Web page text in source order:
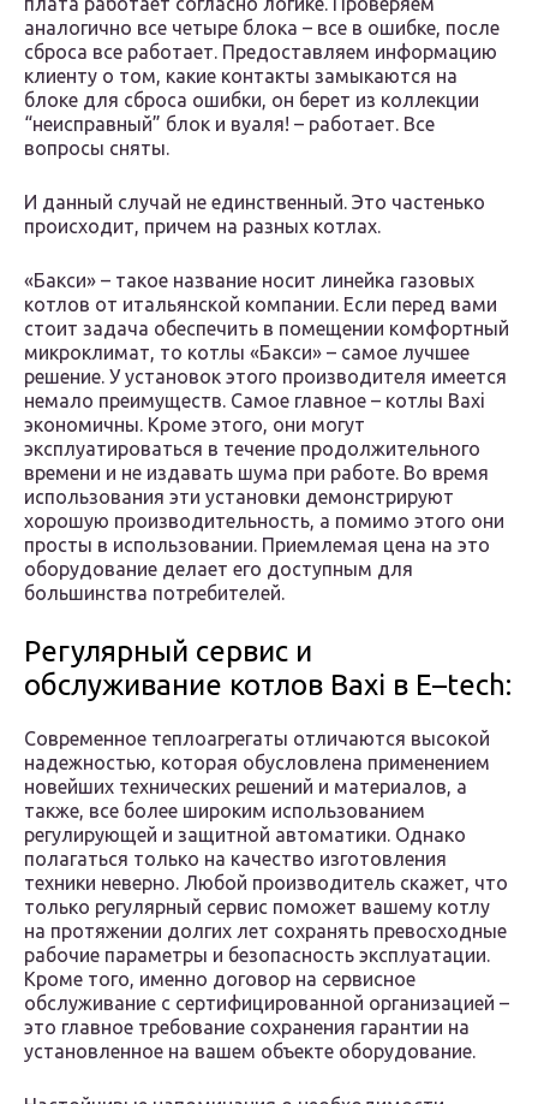
аналогично все четыре блока – все в ошибке, после
сброса все работает. Предоставляем информацию
клиенту о том, какие контакты замыкаются на
блоке для сброса ошибки, он берет из коллекции
“неисправный” блок и вуаля! – работает. Все
вопросы сняты.
И данный случай не единственный. Это частенько
происходит, причем на разных котлах.
«Бакси» – такое название носит линейка газовых
котлов от итальянской компании. Если перед вами
стоит задача обеспечить в помещении комфортный
микроклимат, то котлы «Бакси» – самое лучшее
решение. У установок этого производителя имеется
немало преимуществ. Самое главное – котлы Baxi
экономичны. Кроме этого, они могут
эксплуатироваться в течение продолжительного
времени и не издавать шума при работе. Во время
использования эти установки демонстрируют
хорошую производительность, а помимо этого они
просты в использовании. Приемлемая цена на это
оборудование делает его доступным для
большинства потребителей.
Регулярный сервис и
обслуживание котлов Baxi в E–tech:
Современное теплоагрегаты отличаются высокой
надежностью, которая обусловлена применением
новейших технических решений и материалов, а
также, все более широким использованием
регулирующей и защитной автоматики. Однако
полагаться только на качество изготовления
техники неверно. Любой производитель скажет, что
только регулярный сервис поможет вашему котлу
на протяжении долгих лет сохранять превосходные
рабочие параметры и безопасность эксплуатации.
Кроме того, именно договор на сервисное
обслуживание с сертифицированной организацией –
это главное требование сохранения гарантии на
установленное на вашем объекте оборудование.